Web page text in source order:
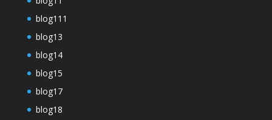
blog111
blog13
blog14
blog15
blog17
blog18